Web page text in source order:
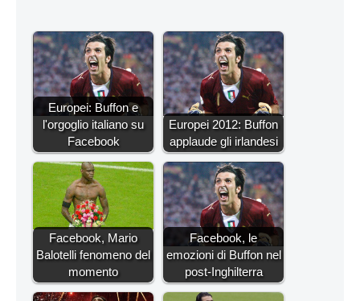
Europei: Buffon e
l'orgoglio italiano su
Facebook
Europei 2012: Buffon
applaude gli irlandesi
Facebook, Mario
Balotelli fenomeno del
momento
Facebook, le
emozioni di Buffon nel
post-Inghilterra